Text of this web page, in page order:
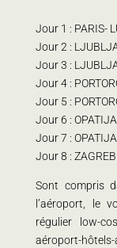
Jour 1 : PARIS-
Jour 2 :
Jour 3 :
Jour 4 :
Jour 5 :
Jour 6 :
Jour 7 :
Jour 8 :
Sont compris
l’aéroport, le
régulier low-
aéroport-